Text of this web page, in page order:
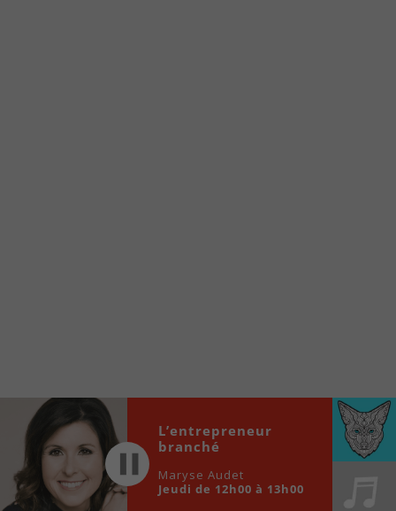
locale vous sont maintenant accessibles en un clic!
Audio
Player
00:00
L’entrepreneur
branché
Maryse Audet
Jeudi de 12h00 à 13h00